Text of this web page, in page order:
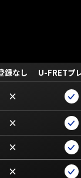
録なし U-FRETプ
×
×
×
×